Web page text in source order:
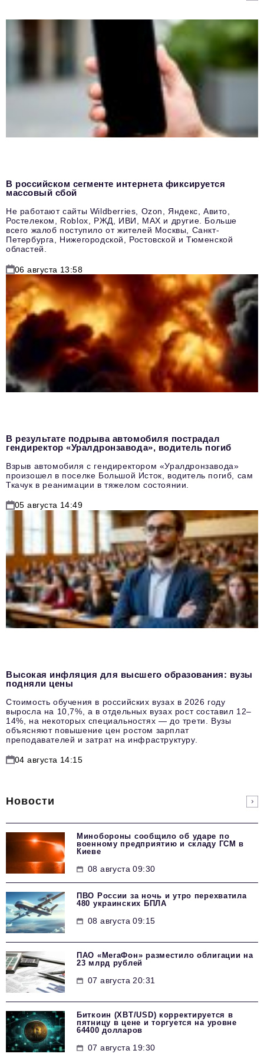
В российском сегменте интернета фиксируется
массовый сбой
Не работают сайты Wildberries, Ozon, Яндекс, Авито,
Ростелеком, Roblox, РЖД, ИВИ, MAX и другие. Больше
всего жалоб поступило от жителей Москвы, Санкт-
Петербурга, Нижегородской, Ростовской и Тюменской
областей.
06 августа 13:58
В результате подрыва автомобиля пострадал
гендиректор «Уралдронзавода», водитель погиб
Взрыв автомобиля с гендиректором «Уралдронзавода»
произошел в поселке Большой Исток, водитель погиб, сам
Ткачук в реанимации в тяжелом состоянии.
05 августа 14:49
Высокая инфляция для высшего образования: вузы
подняли цены
Стоимость обучения в российских вузах в 2026 году
выросла на 10,7%, а в отдельных вузах рост составил 12–
14%, на некоторых специальностях — до трети. Вузы
объясняют повышение цен ростом зарплат
преподавателей и затрат на инфраструктуру.
04 августа 14:15
Новости
Минобороны сообщило об ударе по
военному предприятию и складу ГСМ в
Киеве
08 августа 09:30
ПВО России за ночь и утро перехватила
480 украинских БПЛА
08 августа 09:15
ПАО «МегаФон» разместило облигации на
23 млрд рублей
07 августа 20:31
Биткоин (XBT/USD) корректируется в
пятницу в цене и торгуется на уровне
64400 долларов
07 августа 19:30